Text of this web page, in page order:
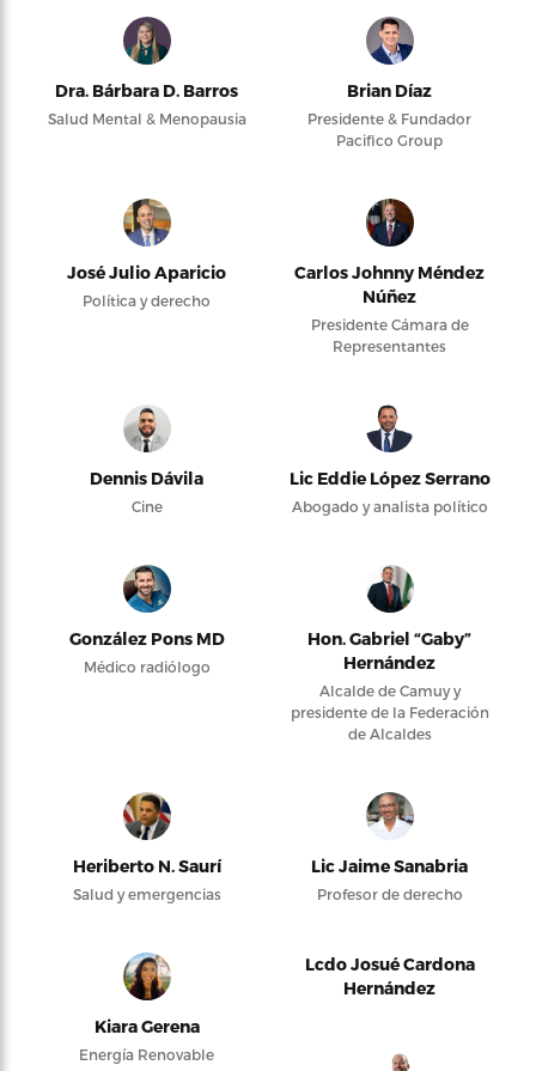
Dra. Bárbara D. Barros
Salud Mental & Menopausia
Brian Díaz
Presidente & Fundador
Pacifico Group
José Julio Aparicio
Política y derecho
Carlos Johnny Méndez
Núñez
Presidente Cámara de
Representantes
Dennis Dávila
Cine
Lic Eddie López Serrano
Abogado y analista político
González Pons MD
Médico radiólogo
Hon. Gabriel “Gaby”
Hernández
Alcalde de Camuy y
presidente de la Federación
de Alcaldes
Heriberto N. Saurí
Salud y emergencias
Lic Jaime Sanabria
Profesor de derecho
Kiara Gerena
Energía Renovable
Lcdo Josué Cardona
Hernández